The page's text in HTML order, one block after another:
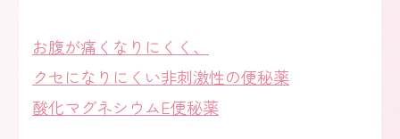
お腹が痛くなりにくく、
クセになりにくい非刺激性の便秘薬
酸化マグネシウムE便秘薬